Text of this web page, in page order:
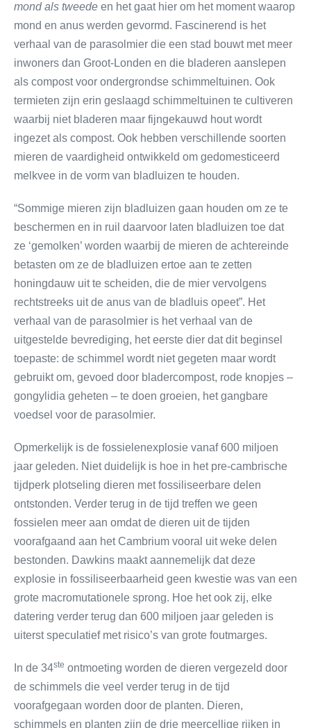
mond als tweede en het gaat hier om het moment waarop
mond en anus werden gevormd. Fascinerend is het
verhaal van de parasolmier die een stad bouwt met meer
inwoners dan Groot-Londen en die bladeren aanslepen
als compost voor ondergrondse schimmeltuinen. Ook
termieten zijn erin geslaagd schimmeltuinen te cultiveren
waarbij niet bladeren maar fijngekauwd hout wordt
ingezet als compost. Ook hebben verschillende soorten
mieren de vaardigheid ontwikkeld om gedomesticeerd
melkvee in de vorm van bladluizen te houden.
“Sommige mieren zijn bladluizen gaan houden om ze te
beschermen en in ruil daarvoor laten bladluizen toe dat
ze ‘gemolken’ worden waarbij de mieren de achtereinde
betasten om ze de bladluizen ertoe aan te zetten
honingdauw uit te scheiden, die de mier vervolgens
rechtstreeks uit de anus van de bladluis opeet”. Het
verhaal van de parasolmier is het verhaal van de
uitgestelde bevrediging, het eerste dier dat dit beginsel
toepaste: de schimmel wordt niet gegeten maar wordt
gebruikt om, gevoed door bladercompost, rode knopjes –
gongylidia geheten – te doen groeien, het gangbare
voedsel voor de parasolmier.
Opmerkelijk is de fossielenexplosie vanaf 600 miljoen
jaar geleden. Niet duidelijk is hoe in het pre-cambrische
tijdperk plotseling dieren met fossiliseerbare delen
ontstonden. Verder terug in de tijd treffen we geen
fossielen meer aan omdat de dieren uit de tijden
voorafgaand aan het Cambrium vooral uit weke delen
bestonden. Dawkins maakt aannemelijk dat deze
explosie in fossiliseerbaarheid geen kwestie was van een
grote macromutationele sprong. Hoe het ook zij, elke
datering verder terug dan 600 miljoen jaar geleden is
uiterst speculatief met risico’s van grote foutmarges.
In de 34ste ontmoeting worden de dieren vergezeld door
de schimmels die veel verder terug in de tijd
voorafgegaan worden door de planten. Dieren,
schimmels en planten zijn de drie meercellige rijken in